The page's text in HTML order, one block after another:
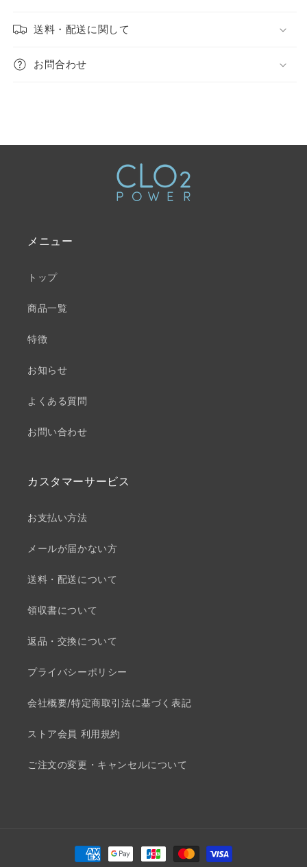
送料・配送に関して
お問合わせ
メニュー
トップ
商品一覧
特徴
お知らせ
よくある質問
お問い合わせ
カスタマーサービス
お支払い方法
メールが届かない方
送料・配送について
領収書について
返品・交換について
プライバシーポリシー
会社概要/特定商取引法に基づく表記
ストア会員 利用規約
ご注文の変更・キャンセルについて
決